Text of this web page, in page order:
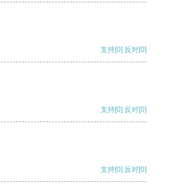
支持[0] 反对[0]
支持[0] 反对[0]
支持[0] 反对[0]